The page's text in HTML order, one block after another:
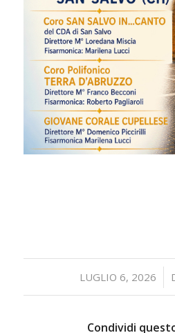
LUGLIO 6, 2026
/
Condividi